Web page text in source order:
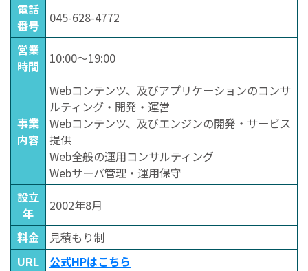
電話
番号
045-628-4772
営業
時間
10:00〜19:00
事業
内容
Webコンテンツ、及びアプリケーションのコンサ
ルティング・開発・運営
Webコンテンツ、及びエンジンの開発・サービス
提供
Web全般の運用コンサルティング
Webサーバ管理・運用保守
設立
年
2002年8月
料金
見積もり制
URL
公式HPはこちら